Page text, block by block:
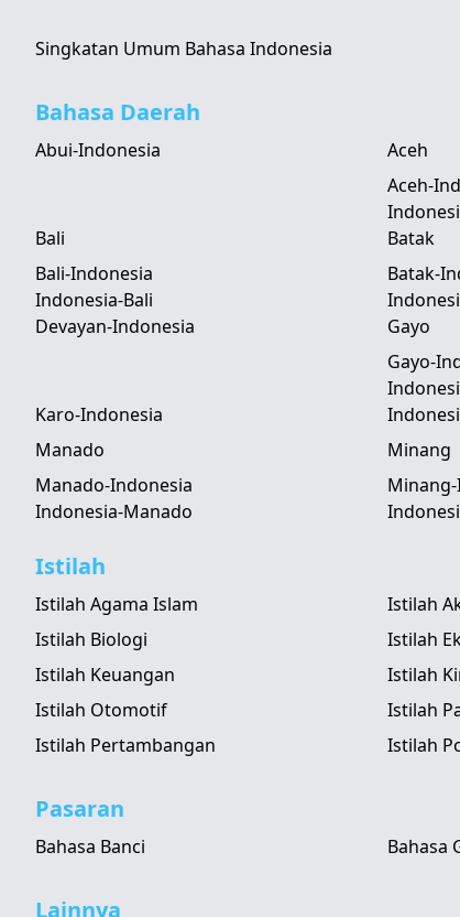
Singkatan Umum Bahasa Indonesia
Bahasa Daerah
Abui-Indonesia
Aceh
Aceh-
Bali
Bali-Indonesia
Indonesia-Bali
Batak
Batak-
Devayan-Indonesia
Gayo
Gayo-
Karo-Indonesia
Manado
Manado-Indonesia
Indonesia-Manado
Minang
Istilah
Istilah Agama Islam Istilah
Istilah Biologi
Istilah
Istilah Keuangan
Istilah
Istilah Otomotif
Istilah
Istilah Pertambangan
Istilah
Pasaran
Bahasa Banci Bahasa
Lainnya